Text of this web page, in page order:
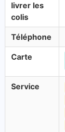
livrer les
colis
Téléphone
Carte
Service